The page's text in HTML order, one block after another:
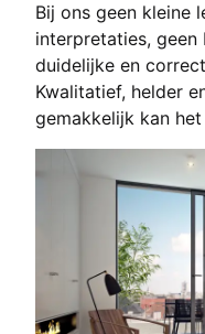
Bij ons geen kleine
interpretaties,
duidelijke en
Kwalitatief, helder
gemakkelijk kan